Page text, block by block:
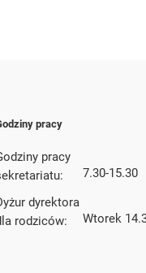
pracy
pracy
7.30-15.30
dyrektora
rodziców:
Wtorek